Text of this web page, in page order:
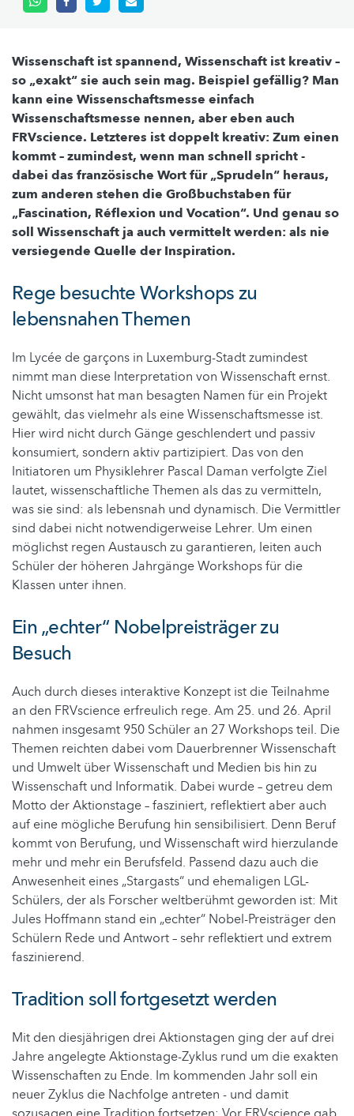
Wissenschaft ist spannend, Wissenschaft ist kreativ –
so „exakt“ sie auch sein mag. Beispiel gefällig? Man
kann eine Wissenschaftsmesse einfach
Wissenschaftsmesse nennen, aber eben auch
FRVscience. Letzteres ist doppelt kreativ: Zum einen
kommt – zumindest, wenn man schnell spricht -
dabei das französische Wort für „Sprudeln“ heraus,
zum anderen stehen die Großbuchstaben für
„Fascination, Réflexion und Vocation“. Und genau so
soll Wissenschaft ja auch vermittelt werden: als nie
versiegende Quelle der Inspiration.
Rege besuchte Workshops zu
lebensnahen Themen
Im Lycée de garçons in Luxemburg-Stadt zumindest
nimmt man diese Interpretation von Wissenschaft ernst.
Nicht umsonst hat man besagten Namen für ein Projekt
gewählt, das vielmehr als eine Wissenschaftsmesse ist.
Hier wird nicht durch Gänge geschlendert und passiv
konsumiert, sondern aktiv partizipiert. Das von den
Initiatoren um Physiklehrer Pascal Daman verfolgte Ziel
lautet, wissenschaftliche Themen als das zu vermitteln,
was sie sind: als lebensnah und dynamisch. Die Vermittler
sind dabei nicht notwendigerweise Lehrer. Um einen
möglichst regen Austausch zu garantieren, leiten auch
Schüler der höheren Jahrgänge Workshops für die
Klassen unter ihnen.
Ein „echter“ Nobelpreisträger zu
Besuch
Auch durch dieses interaktive Konzept ist die Teilnahme
an den FRVscience erfreulich rege. Am 25. und 26. April
nahmen insgesamt 950 Schüler an 27 Workshops teil. Die
Themen reichten dabei vom Dauerbrenner Wissenschaft
und Umwelt über Wissenschaft und Medien bis hin zu
Wissenschaft und Informatik. Dabei wurde – getreu dem
Motto der Aktionstage – fasziniert, reflektiert aber auch
auf eine mögliche Berufung hin sensibilisiert. Denn Beruf
kommt von Berufung, und Wissenschaft wird hierzulande
mehr und mehr ein Berufsfeld. Passend dazu auch die
Anwesenheit eines „Stargasts“ und ehemaligen LGL-
Schülers, der als Forscher weltberühmt geworden ist: Mit
Jules Hoffmann stand ein „echter“ Nobel-Preisträger den
Schülern Rede und Antwort – sehr reflektiert und extrem
faszinierend.
Tradition soll fortgesetzt werden
Mit den diesjährigen drei Aktionstagen ging der auf drei
Jahre angelegte Aktionstage-Zyklus rund um die exakten
Wissenschaften zu Ende. Im kommenden Jahr soll ein
neuer Zyklus die Nachfolge antreten - und damit